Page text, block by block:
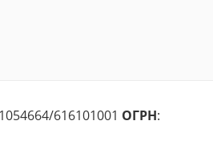
616101001 ОГРН: